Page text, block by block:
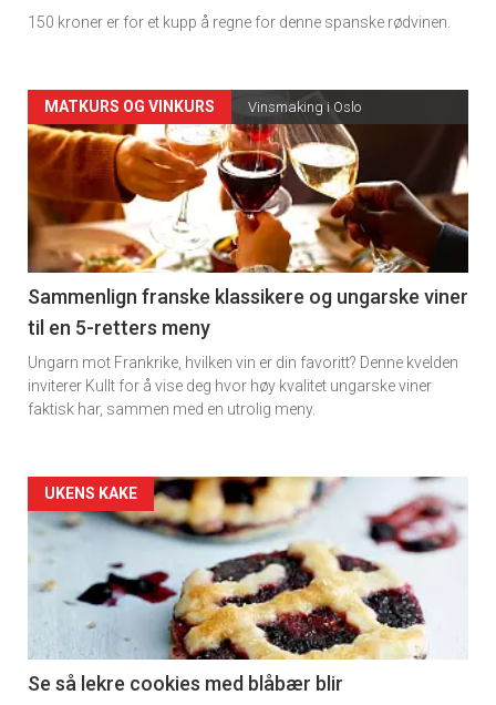
150 kroner er for et kupp å regne for denne spanske rødvinen.
Forsiden
akkurat
nå
-
5
MATKURS OG VINKURS Vinsmaking i Oslo
Sammenlign franske klassikere og ungarske viner
til en 5-retters meny
Ungarn mot Frankrike, hvilken vin er din favoritt? Denne kvelden
inviterer Kullt for å vise deg hvor høy kvalitet ungarske viner
faktisk har, sammen med en utrolig meny.
Forsiden
akkurat
nå
6
UKENS KAKE
Se så lekre cookies med blåbær blir